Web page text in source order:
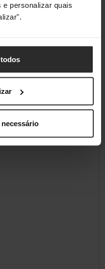
personalizar quais
necessário
50 g